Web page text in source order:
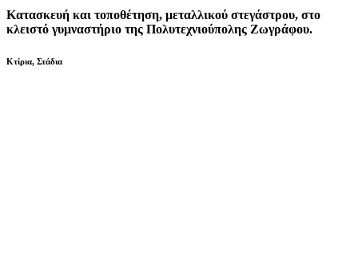
Κατασκευή και τοποθέτηση, μεταλλικού στεγάστρου, στο
κλειστό γυμναστήριο της Πολυτεχνιούπολης Ζωγράφου.
Κτίρια, Στάδια